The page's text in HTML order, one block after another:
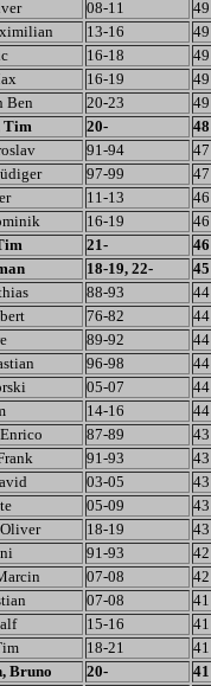
08-11
49
13-16
49
16-18
49
16-19
49
Ben
20-23
49
Tim
20-
48
91-94
47
97-99
47
11-13
46
16-19
46
21-
46
18-19, 22-
45
88-93
44
76-82
44
89-92
44
96-98
44
05-07
44
14-16
44
87-89
43
91-93
43
03-05
43
05-09
43
18-19
43
91-93
42
07-08
42
07-08
41
15-16
41
18-21
41
Bruno
20-
41